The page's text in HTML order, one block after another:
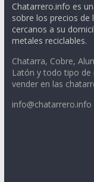
Chatarrero.info es
sobre los precios de
cercanos a su
metales reciclables.
Chatarra, Cobre,
Latón y todo tipo de
vender en las
info@chatarrero.info